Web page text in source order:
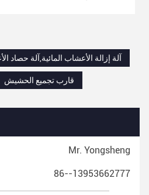
آلة إزالة الأعشاب المائية,آلة
قارب تجميع الحشيش
Mr. Yongsheng
86--13953662777